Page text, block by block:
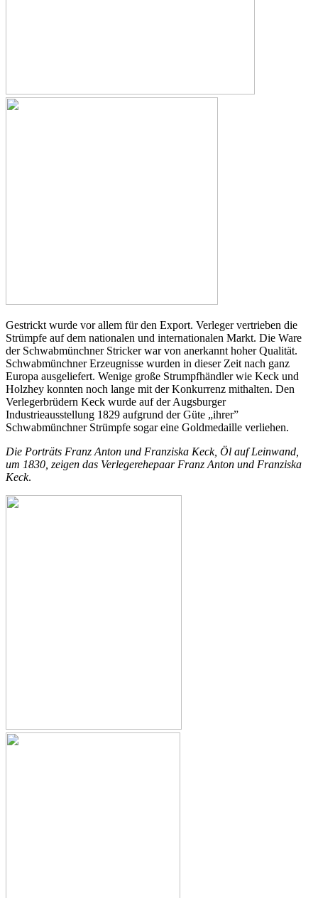
Gestrickt wurde vor allem für den Export. Verleger vertrieben die
Strümpfe auf dem nationalen und internationalen Markt. Die Ware
der Schwabmünchner Stricker war von anerkannt hoher Qualität.
Schwabmünchner Erzeugnisse wurden in dieser Zeit nach ganz
Europa ausgeliefert. Wenige große Strumpfhändler wie Keck und
Holzhey konnten noch lange mit der Konkurrenz mithalten. Den
Verlegerbrüdern Keck wurde auf der Augsburger
Industrieausstellung 1829 aufgrund der Güte „ihrer”
Schwabmünchner Strümpfe sogar eine Goldmedaille verliehen.
Die Porträts Franz Anton und Franziska Keck, Öl auf Leinwand,
um 1830, zeigen das Verlegerehepaar Franz Anton und Franziska
Keck.